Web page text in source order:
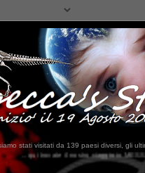
stati visitati da 139 paesi diversi, gli
2023...clikka qui !!!